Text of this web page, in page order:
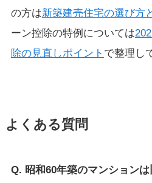
の方は新築建売住宅の選び方
ーン控除の特例については
除の見直しポイント で整理し
よくある質問
Q. 昭和60年築のマンション